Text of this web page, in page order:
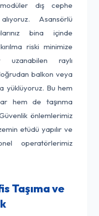
dış cephe
Asansörlü
bina içinde
riski minimize
raylı
balkon veya
yüklüyoruz. Bu hem
hem de taşınma
önlemlerimiz
etüdü yapılır ve
operatörlerimiz
Taşıma ve